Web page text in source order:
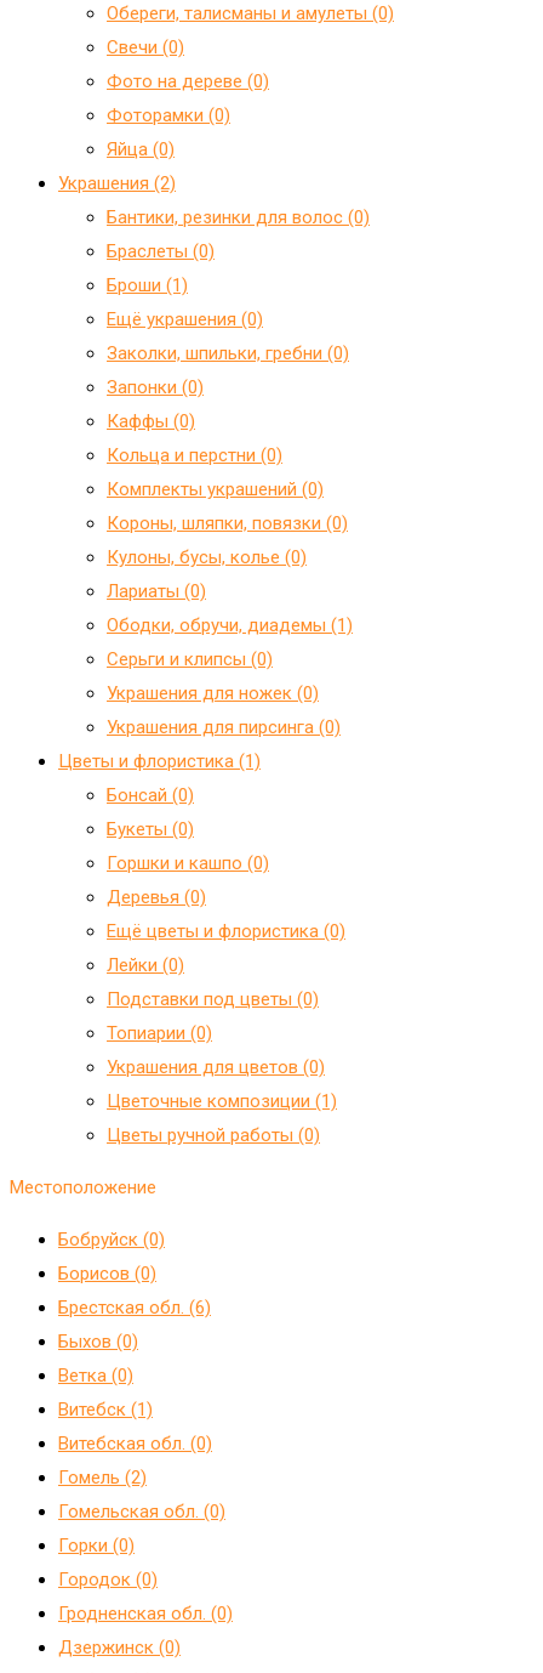
Обереги, талисманы и амулеты (0)
Свечи (0)
Фото на дереве (0)
Фоторамки (0)
Яйца (0)
Украшения (2)
Бантики, резинки для волос (0)
Браслеты (0)
Броши (1)
Ещё украшения (0)
Заколки, шпильки, гребни (0)
Запонки (0)
Каффы (0)
Кольца и перстни (0)
Комплекты украшений (0)
Короны, шляпки, повязки (0)
Кулоны, бусы, колье (0)
Лариаты (0)
Ободки, обручи, диадемы (1)
Серьги и клипсы (0)
Украшения для ножек (0)
Украшения для пирсинга (0)
Цветы и флористика (1)
Бонсай (0)
Букеты (0)
Горшки и кашпо (0)
Деревья (0)
Ещё цветы и флористика (0)
Лейки (0)
Подставки под цветы (0)
Топиарии (0)
Украшения для цветов (0)
Цветочные композиции (1)
Цветы ручной работы (0)
Местоположение
Бобруйск (0)
Борисов (0)
Брестская обл. (6)
Быхов (0)
Ветка (0)
Витебск (1)
Витебская обл. (0)
Гомель (2)
Гомельская обл. (0)
Горки (0)
Городок (0)
Гродненская обл. (0)
Дзержинск (0)